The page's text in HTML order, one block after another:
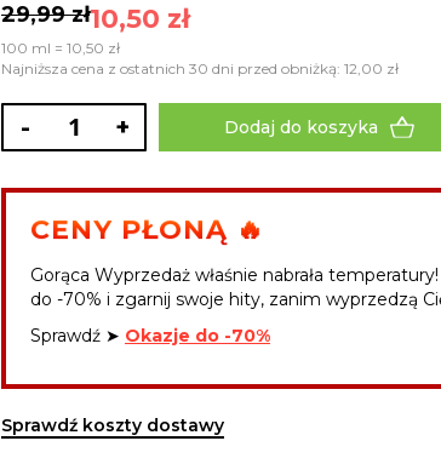
10,50 zł
29,99 zł
100 ml = 10,50 zł
Najniższa cena z ostatnich 30 dni przed obniżką: 12,00 zł
- + Dodaj do koszyka
CENY PŁONĄ 🔥
Gorąca Wyprzedaż właśnie nabrała
do -70% i zgarnij swoje hity, zanim wyprzedzą
Sprawdź ➤ Okazje do -70%
Sprawdź koszty dostawy